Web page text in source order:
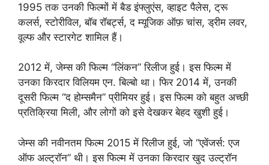
1995 तक उनकी फिल्मों में बैड इंफ्लुएंस, व्हाइट पैलेस, ट्रू
कलर्स, स्टोरीविल, बॉब रॉबर्ट्स, द म्यूजिक ऑफ़ चांस, ड्रीम लवर,
वूल्फ और स्टारगेट शामिल हैं।
2012 में, जेम्स की फिल्म “लिंकन” रिलीज हुई। इस फिल्म में
उनका किरदार विलियम एन. बिल्बो था। फिर 2014 में, उनकी
दूसरी फिल्म “द होम्समैन” प्रीमियर हुई। इस फिल्म को बहुत अच्छी
प्रतिक्रिया मिली, और लोगों को इसे देखकर बेहद खुशी हुई।
जेम्स की नवीनतम फिल्म 2015 में रिलीज हुई, जो “एवेंजर्स: एज
ऑफ अल्ट्रॉन” थी। इस फिल्म में उनका किरदार खुद उल्ट्रॉन